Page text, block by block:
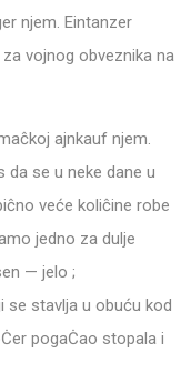
njem. Eintanzer
vojnog obveznika na
ajnkauf njem.
da se u neke dane u
veće koliĉine robe
jedno za dulje
— jelo ;
stavlja u obuću kod
pogaĊao stopala i